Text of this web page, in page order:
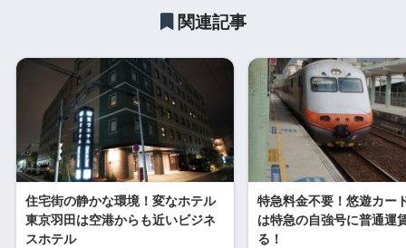
関連記事
住宅街の静かな環境！変なホテル
東京羽田は空港からも近いビジネ
スホテル
特急料金不要！悠遊カー
は特急の自強号に普通運
る！